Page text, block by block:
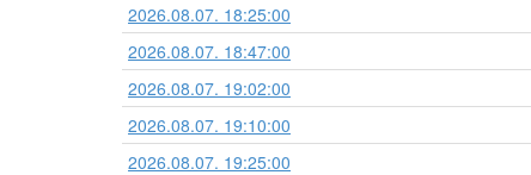
2026.08.07. 18:25:00
2026.08.07. 18:47:00
2026.08.07. 19:02:00
2026.08.07. 19:10:00
2026.08.07. 19:25:00